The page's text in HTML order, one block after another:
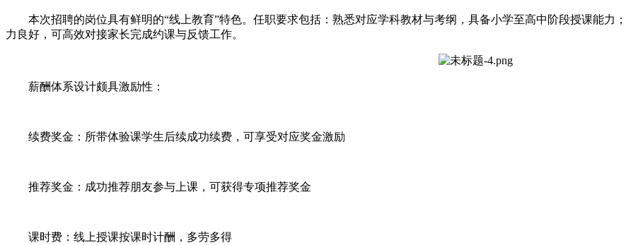
本次招聘的岗位具有鲜明的“线上教育”特色。任职要求包括：熟悉对应学科教材与考纲，具备小学至高中阶段授课能力
力良好，可高效对接家长完成约课与反馈工作。
薪酬体系设计颇具激励性：
续费奖金：所带体验课学生后续成功续费，可享受对应奖金激励
推荐奖金：成功推荐朋友参与上课，可获得专项推荐奖金
课时费：线上授课按课时计酬，多劳多得